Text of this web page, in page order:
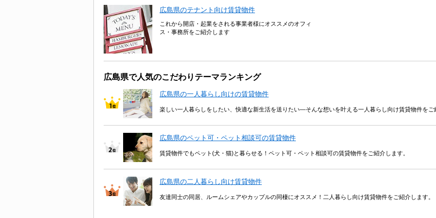
広島県のテナント向け賃貸物件
これから開店・起業をされる事業者様にオススメのオフィ
ス・事務所をご紹介します
広島県で人気のこだわりテーマランキング
広島県の一人暮らし向けの賃貸物件
楽しい一人暮らしをしたい、快適な新生活を送りたい―そんな想いを叶える一人暮らし向け賃貸物件をご
広島県のペット可・ペット相談可の賃貸物件
賃貸物件でもペット(犬・猫)と暮らせる！ペット可・ペット相談可の賃貸物件をご紹介します。
広島県の二人暮らし向け賃貸物件
友達同士の同居、ルームシェアやカップルの同棲にオススメ！二人暮らし向け賃貸物件をご紹介します。